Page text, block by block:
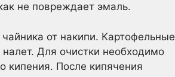
не повреждает эмаль.
от накипи. Картофельные
Для очистки необходимо
кипения. После кипячения